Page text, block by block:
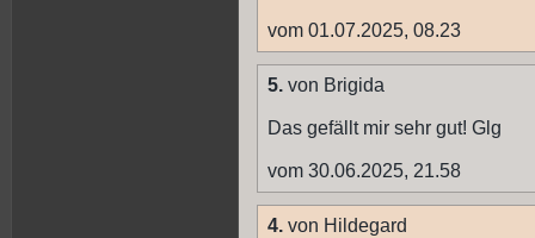
vom 01.07.2025, 08.23
5. von Brigida
Das gefällt mir sehr gut! Glg
vom 30.06.2025, 21.58
4. von Hildegard